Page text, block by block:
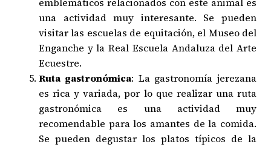
una actividad muy interesante. Se pueden
visitar las escuelas de equitación, el Museo del
Enganche y la Real Escuela Andaluza del Arte
Ecuestre.
Ruta gastronómica: La gastronomía jerezana
es rica y variada, por lo que realizar una ruta
gastronómica es una actividad muy
recomendable para los amantes de la comida.
Se pueden degustar los platos típicos de la